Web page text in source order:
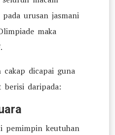
urusan jasmani
maka
cakap dicapai guna
berisi daripada:
pemimpin keutuhan